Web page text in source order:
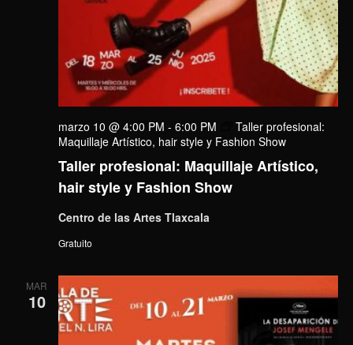
Taller profesional: Maquillaje Artístico,
hair style y Fashion Show
marzo 10 @ 4:00 PM - 6:00 PM
Taller profesional:
Maquillaje Artístico, hair style y Fashion Show
Centro de las Artes Tlaxcala
Gratuito
MAR
10